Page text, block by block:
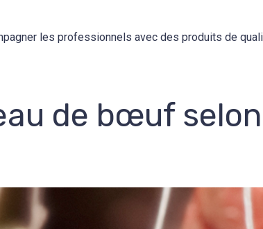
les professionnels avec des produits de
de bœuf selon